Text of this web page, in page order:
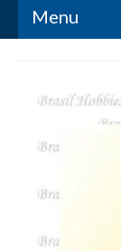
Menu
Meu
Minha conta